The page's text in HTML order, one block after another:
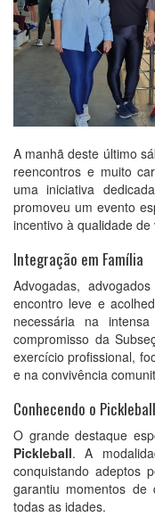
A manhã deste último
reencontros e muito
uma iniciativa
promoveu um evento
incentivo à qualidade
Integração em Família
Advogadas,
encontro leve e
necessária na
compromisso da
exercício profissional,
e na convivência
Conhecendo o Pickleball
O grande destaque
Pickleball. A
conquistando adeptos
garantiu momentos de
todas as idades.